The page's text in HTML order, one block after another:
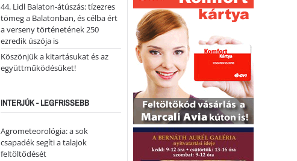
44. Lidl Balaton-átúszás: tízezres
tömeg a Balatonban, és célba ért
a verseny történetének 250
ezredik úszója is
Köszönjük a kitartásukat és az
együttműködésüket!
INTERJÚK - LEGFRISSEBB
Agrometeorológia: a sok
csapadék segíti a talajok
feltöltődését